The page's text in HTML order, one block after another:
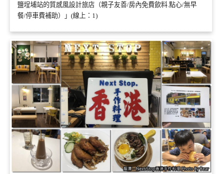
鹽埕埔站的質感風設計旅店（親子友善/房內免費飲料.點心/無早
餐/停車費補助）」(線上：1)